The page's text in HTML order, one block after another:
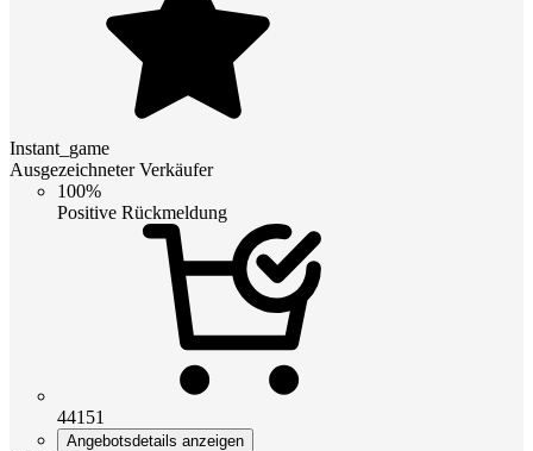
Instant_game
Ausgezeichneter Verkäufer
100%
Positive Rückmeldung
44151
Angebotsdetails anzeigen